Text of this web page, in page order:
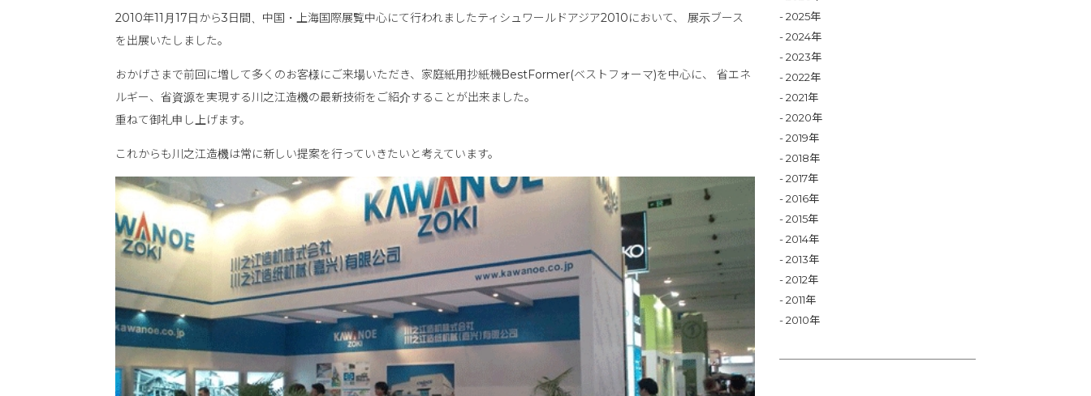
2010年11月17日から3日間、中国・上海国際展覧中心にて行われましたティシュワールドアジア2010において、 展示ブース
を出展いたしました。
おかげさまで前回に増して多くのお客様にご来場いただき、家庭紙用抄紙機BestFormer(ベストフォーマ)を中心に、 省エネ
ルギー、省資源を実現する川之江造機の最新技術をご紹介することが出来ました。
重ねて御礼申し上げます。
これからも川之江造機は常に新しい提案を行っていきたいと考えています。
2025年
2024年
2023年
2022年
2021年
2020年
2019年
2018年
2017年
2016年
2015年
2014年
2013年
2012年
2011年
2010年